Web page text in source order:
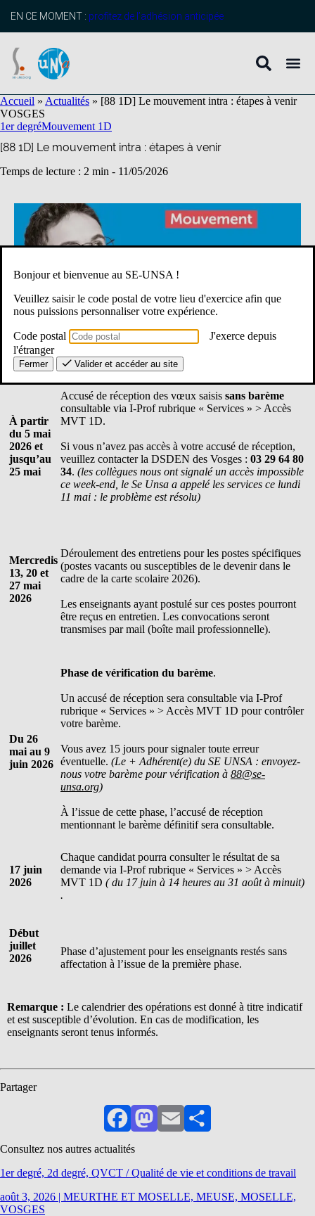
principal
EN CE MOMENT : profitez de l’adhésion anticipée
Accueil » Actualités » [88 1D] Le mouvement intra : étapes à venir
VOSGES
1er degréMouvement 1D
[88 1D] Le mouvement intra : étapes à venir
Temps de lecture : 2 min - 11/05/2026
À partir
du 5 mai
2026 et
jusqu’au
25 mai
Accusé de réception des vœux saisis sans barème
consultable via I-Prof rubrique « Services » > Accès
MVT 1D.
Si vous n’avez pas accès à votre accusé de réception,
veuillez contacter la DSDEN des Vosges : 03 29 64 80
34. (les collègues nous ont signalé un accès impossible
ce week-end, le Se Unsa a appelé les services ce lundi
11 mai : le problème est résolu)
Mercredis
13, 20 et
27 mai
2026
Déroulement des entretiens pour les postes spécifiques
(postes vacants ou susceptibles de le devenir dans le
cadre de la carte scolaire 2026).
Les enseignants ayant postulé sur ces postes pourront
être reçus en entretien. Les convocations seront
transmises par mail (boîte mail professionnelle).
Du 26
mai au 9
juin 2026
Phase de vérification du barème.
Un accusé de réception sera consultable via I-Prof
rubrique « Services » > Accès MVT 1D pour contrôler
votre barème.
Vous avez 15 jours pour signaler toute erreur
éventuelle. (Le + Adhérent(e) du SE UNSA : envoyez-
nous votre barème pour vérification à 88@se-
unsa.org)
À l’issue de cette phase, l’accusé de réception
mentionnant le barème définitif sera consultable.
17 juin
2026
Chaque candidat pourra consulter le résultat de sa
demande via I-Prof rubrique « Services » > Accès
MVT 1D ( du 17 juin à 14 heures au 31 août à minuit)
.
Début
juillet
2026
Phase d’ajustement pour les enseignants restés sans
affectation à l’issue de la première phase.
Remarque : Le calendrier des opérations est donné à titre indicatif
et est susceptible d’évolution. En cas de modification, les
enseignants seront tenus informés.
Partager
FacebookMastodon
EmailPartager
Consultez nos autres actualités
1er degré, 2d degré, QVCT / Qualité de vie et conditions de travail
août 3, 2026 | MEURTHE ET MOSELLE, MEUSE, MOSELLE,
VOSGES
Bonjour et bienvenue au SE-UNSA !
Veuillez saisir le code postal de votre lieu d'exercice afin que
nous puissions personnaliser votre expérience.
Code postal
J'exerce depuis
l'étranger
Fermer Valider et accéder au site